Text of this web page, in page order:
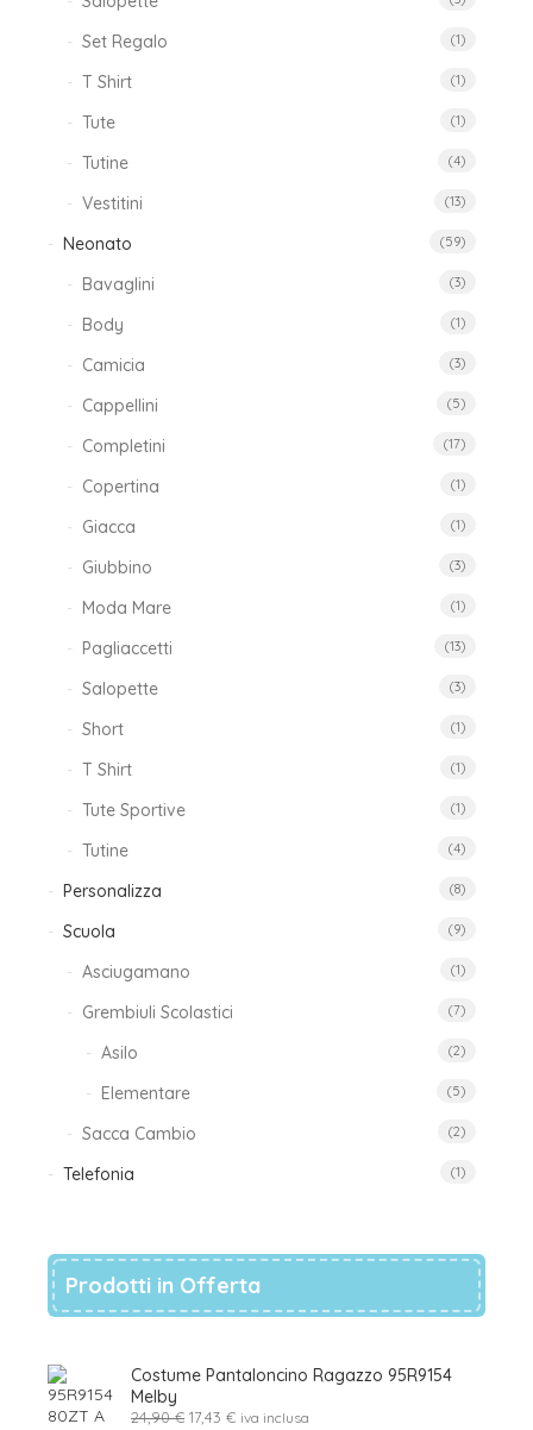
Set Regalo (1)
T Shirt (1)
Tute (1)
Tutine (4)
Vestitini (13)
Neonato (59)
Bavaglini (3)
Body (1)
Camicia (3)
Cappellini (5)
Completini (17)
Copertina (1)
Giacca (1)
Giubbino (3)
Moda Mare (1)
Pagliaccetti (13)
Salopette (3)
Short (1)
T Shirt (1)
Tute Sportive (1)
Tutine (4)
Personalizza (8)
Scuola (9)
Asciugamano (1)
Grembiuli Scolastici (7)
Asilo (2)
Elementare (5)
Sacca Cambio (2)
Telefonia (1)
Prodotti in Offerta
Costume Pantaloncino Ragazzo 95R9154
Melby
24,90€ Il17,43 €Il iva inclusa